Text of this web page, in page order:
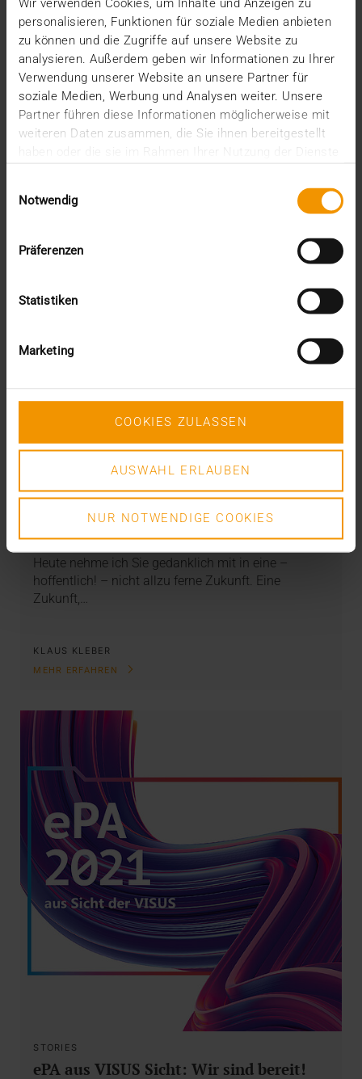
Wir verwenden Cookies, um Inhalte und Anzeigen zu
personalisieren, Funktionen für soziale Medien anbieten
zu können und die Zugriffe auf unsere Website zu
analysieren. Außerdem geben wir Informationen zu Ihrer
Verwendung unserer Website an unsere Partner für
soziale Medien, Werbung und Analysen weiter. Unsere
Partner führen diese Informationen möglicherweise mit
weiteren Daten zusammen, die Sie ihnen bereitgestellt
Notwendig
Präferenzen
Statistiken
Marketing
COOKIES ZULASSEN
AUSWAHL ERLAUBEN
NUR NOTWENDIGE COOKIES
Wohnungslosen Menschen eine Freude bereiten:
Das war die Idee unserer Mitarbeiter-Aktion…
VISUS HEALTH IT
MEHR ERFAHREN
11.12.2019
Heute nehme ich Sie gedanklich mit in eine –
hoffentlich! – nicht allzu ferne Zukunft. Eine
Zukunft,…
KLAUS KLEBER
MEHR ERFAHREN
STORIES
ePA aus VISUS Sicht: Wir sind bereit!